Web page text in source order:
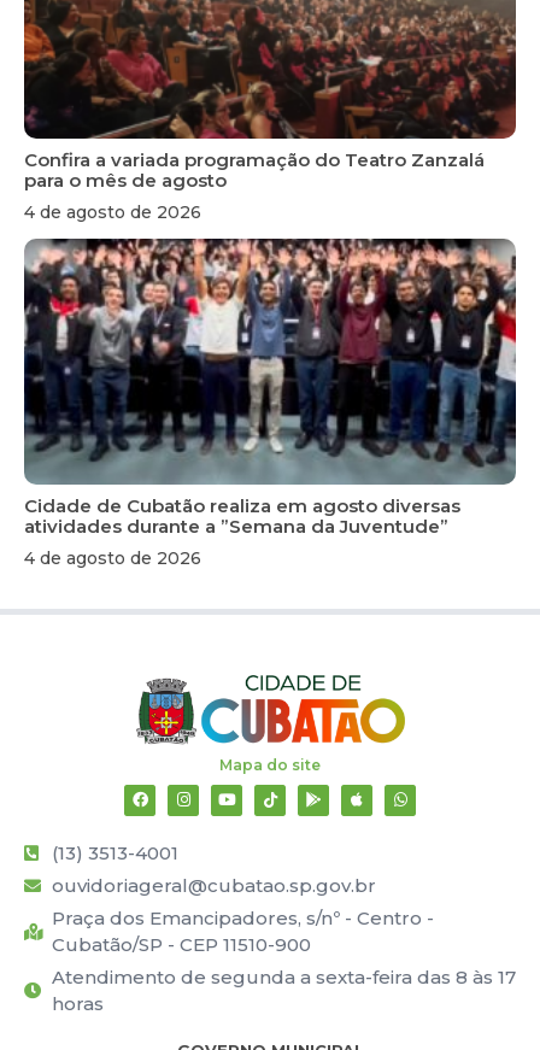
Confira a variada programação do Teatro Zanzalá
para o mês de agosto
4 de agosto de 2026
Cidade de Cubatão realiza em agosto diversas
atividades durante a ”Semana da Juventude”
4 de agosto de 2026
Mapa do site
(13) 3513-4001
ouvidoriageral@cubatao.sp.gov.br
Praça dos Emancipadores, s/nº - Centro -
Cubatão/SP - CEP 11510-900
Atendimento de segunda a sexta-feira das 8 às 17
horas